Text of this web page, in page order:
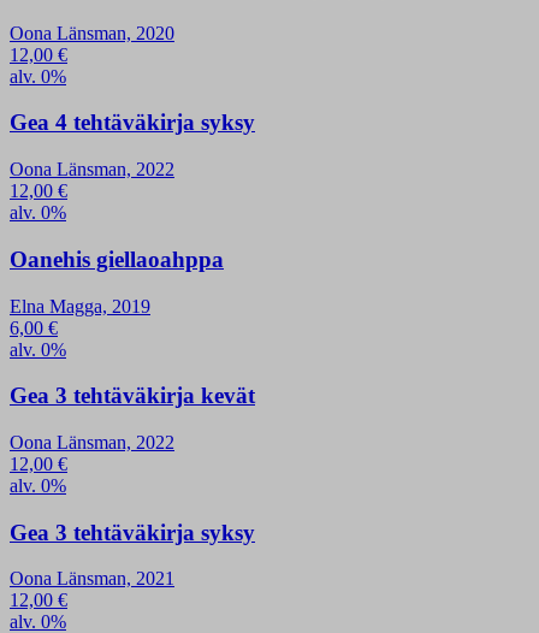
Oona Länsman, 2020
12,00 €
alv. 0%
Gea 4 tehtäväkirja syksy
Oona Länsman, 2022
12,00 €
alv. 0%
Oanehis giellaoahppa
Elna Magga, 2019
6,00 €
alv. 0%
Gea 3 tehtäväkirja kevät
Oona Länsman, 2022
12,00 €
alv. 0%
Gea 3 tehtäväkirja syksy
Oona Länsman, 2021
12,00 €
alv. 0%